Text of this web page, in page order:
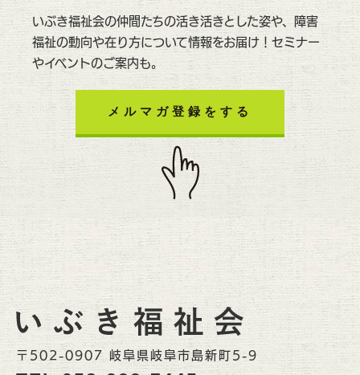
いぶき福祉会の仲間たちの活き活きとした姿や、障害
福祉の動向や在り方について情報をお届け！セミナー
やイベントのご案内も。
メルマガ登録をする
〒502-0907 岐阜県岐阜市島新町5-9